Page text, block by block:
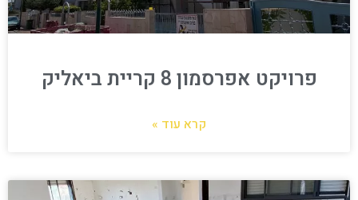
פרויקט אפרסמון 8 קריית ביאליק
קרא עוד »